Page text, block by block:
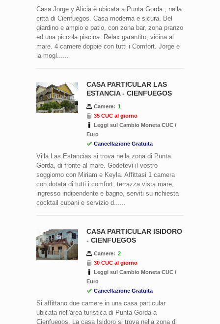
Casa Jorge y Alicia è ubicata a Punta Gorda , nella
città di Cienfuegos. Casa moderna e sicura. Bel
giardino e ampio e patio, con zona bar, zona pranzo
ed una piccola piscina. Relax garantito, vicina al
mare. 4 camere doppie con tutti i Comfort. Jorge e
la mogl......
CASA PARTICULAR LAS
ESTANCIA - CIENFUEGOS
Camere: 1
35 CUC al giorno
Leggi sul Cambio Moneta CUC /
Euro
Cancellazione Gratuita
Villa Las Estancias si trova nella zona di Punta
Gorda, di fronte al mare. Godetevi il vostro
soggiorno con Miriam e Keyla. Affittasi 1 camera
con dotata di tutti i comfort, terrazza vista mare,
ingresso indipendente e bagno, serviti su richiesta
cocktail cubani e servizio d......
CASA PARTICULAR ISIDORO
- CIENFUEGOS
Camere: 2
30 CUC al giorno
Leggi sul Cambio Moneta CUC /
Euro
Cancellazione Gratuita
Si affittano due camere in una casa particular
ubicata nell'area turistica di Punta Gorda a
Cienfuegos. La casa Isidoro si trova nella zona di